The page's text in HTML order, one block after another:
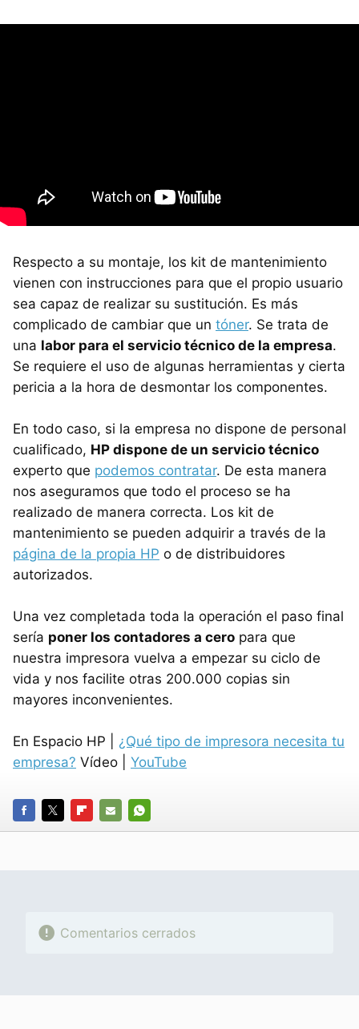
Respecto a su montaje, los kit de mantenimiento
vienen con instrucciones para que el propio usuario
sea capaz de realizar su sustitución. Es más
complicado de cambiar que un tóner. Se trata de
una labor para el servicio técnico de la empresa.
Se requiere el uso de algunas herramientas y cierta
pericia a la hora de desmontar los componentes.
En todo caso, si la empresa no dispone de personal
cualificado, HP dispone de un servicio técnico
experto que podemos contratar. De esta manera
nos aseguramos que todo el proceso se ha
realizado de manera correcta. Los kit de
mantenimiento se pueden adquirir a través de la
página de la propia HP o de distribuidores
autorizados.
Una vez completada toda la operación el paso final
sería poner los contadores a cero para que
nuestra impresora vuelva a empezar su ciclo de
vida y nos facilite otras 200.000 copias sin
mayores inconvenientes.
En Espacio HP | ¿Qué tipo de impresora necesita tu
empresa? Vídeo | YouTube
FACEBOOK
TWITTERFLIPBOARD
E-
WHATSAPP
Comentarios cerrados